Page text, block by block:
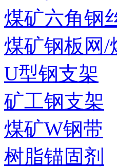
煤矿六角钢
煤矿钢板网/
U型钢支架
矿工钢支架
煤矿W钢带
树脂锚固剂